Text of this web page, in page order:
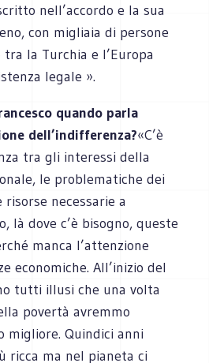
nell’accordo e la sua
con migliaia di persone
la Turchia e l’Europa
legale ».
quando parla
dell’indifferenza?«C’è
tra gli interessi della
le problematiche dei
necessarie a
là dove c’è bisogno, queste
manca l’attenzione
economiche. All’inizio del
tutti illusi che una volta
povertà avremmo
migliore. Quindici anni
ricca ma nel pianeta ci